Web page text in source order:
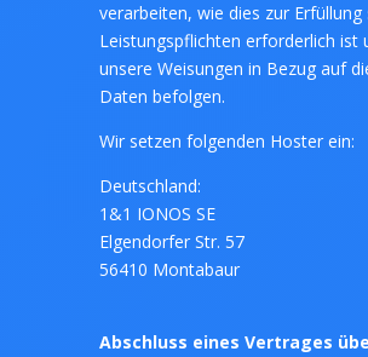
verarbeiten, wie dies zur Erfüllung
Leistungspflichten erforderlich ist
unsere Weisungen in Bezug auf
Daten befolgen.
Wir setzen folgenden Hoster ein:
Deutschland:
1&1 IONOS SE
Elgendorfer Str. 57
56410 Montabaur
Abschluss eines Vertrages